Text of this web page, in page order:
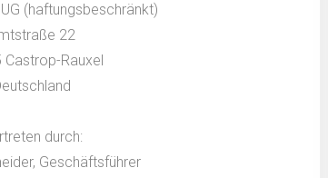
(haftungsbeschränkt)
22
Castrop-Rauxel
durch:
Geschäftsführer